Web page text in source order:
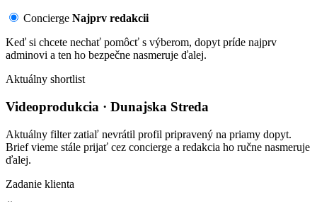
Concierge Najprv redakcii
Keď si chcete nechať pomôcť s výberom, dopyt príde najprv
adminovi a ten ho bezpečne nasmeruje ďalej.
Aktuálny shortlist
Videoprodukcia · Dunajska Streda
Aktuálny filter zatiaľ nevrátil profil pripravený na priamy dopyt.
Brief vieme stále prijať cez concierge a redakcia ho ručne nasmeruje
ďalej.
Zadanie klienta